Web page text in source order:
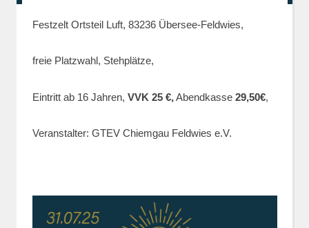
Festzelt Ortsteil Luft, 83236 Übersee-Feldwies,
freie Platzwahl, Stehplätze,
Eintritt ab 16 Jahren, VVK 25 €,Abendkasse 29,50€,
Veranstalter: GTEV Chiemgau Feldwies e.V.